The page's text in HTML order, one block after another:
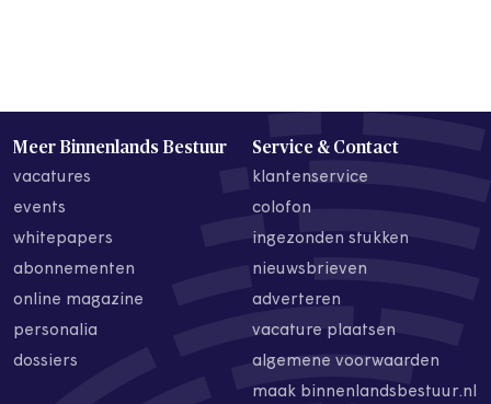
Meer Binnenlands Bestuur
vacatures
events
whitepapers
abonnementen
online magazine
personalia
dossiers
Service & Contact
klantenservice
colofon
ingezonden stukken
nieuwsbrieven
adverteren
vacature plaatsen
algemene voorwaarden
maak binnenlandsbestuur.nl